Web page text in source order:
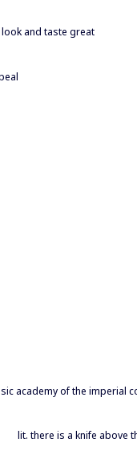
and taste great
academy of the imperial
lit. there is a knife above